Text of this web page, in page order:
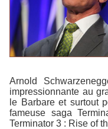
Arnold
impressionnante au
le Barbareet surtout
fameuse saga
Terminator 3 : Rise of